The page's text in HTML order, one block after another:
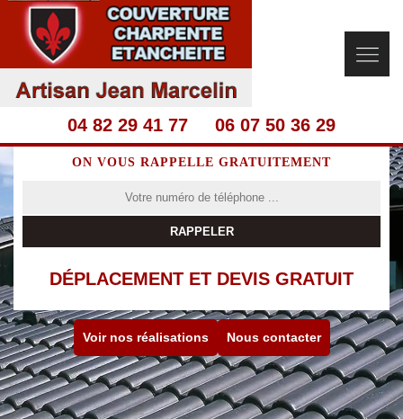
04 82 29 41 77 06 07 50 36 29
ON VOUS RAPPELLE GRATUITEMENT
DÉPLACEMENT ET DEVIS GRATUIT
Voir nos réalisations Nous contacter